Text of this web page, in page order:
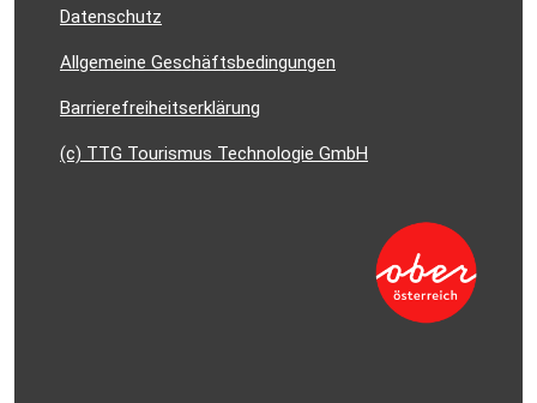
Datenschutz
Allgemeine Geschäftsbedingungen
Barrierefreiheitserklärung
(c) TTG Tourismus Technologie GmbH